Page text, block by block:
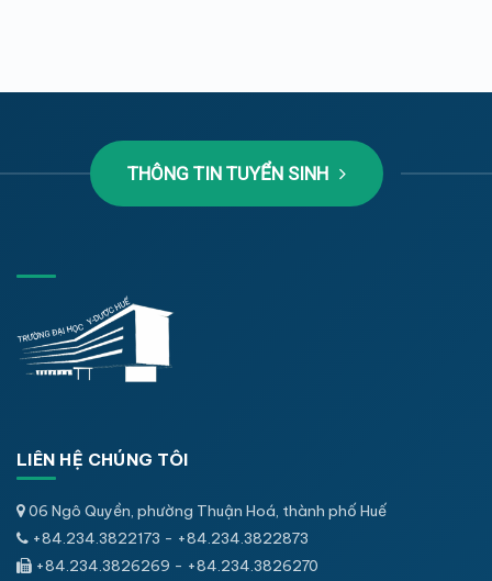
THÔNG TIN TUYỂN SINH
LIÊN HỆ CHÚNG TÔI
06 Ngô Quyền, phường Thuận Hoá, thành phố Huế
+84.234.3822173 - +84.234.3822873
+84.234.3826269 - +84.234.3826270